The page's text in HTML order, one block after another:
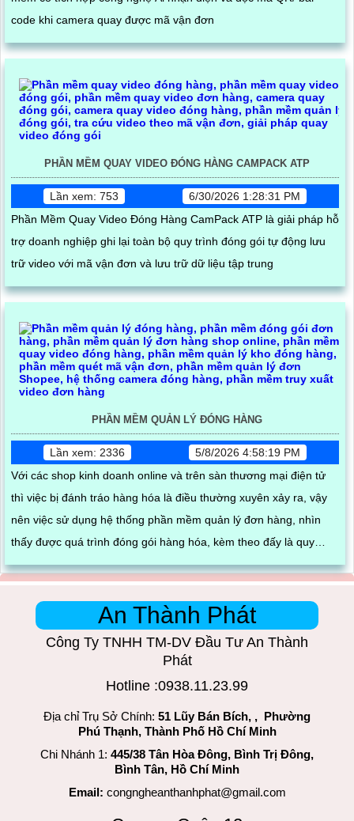
code khi camera quay được mã vận đơn
PHẦN MỀM QUAY VIDEO ĐÓNG HÀNG CAMPACK ATP
Lần xem: 753
6/30/2026 1:28:31 PM
Phần Mềm Quay Video Đóng Hàng CamPack ATP là giải pháp hỗ
trợ doanh nghiệp ghi lại toàn bộ quy trình đóng gói tự động lưu
trữ video với mã vận đơn và lưu trữ dữ liệu tập trung
PHẦN MỀM QUẢN LÝ ĐÓNG HÀNG
Lần xem: 2336
5/8/2026 4:58:19 PM
Với các shop kinh doanh online và trên sàn thương mại điện tử
thì việc bị đánh tráo hàng hóa là điều thường xuyên xảy ra, vậy
nên việc sử dụng hệ thống phần mềm quản lý đơn hàng, nhìn
thấy được quá trình đóng gói hàng hóa, kèm theo đấy là quy
trình đóng gói cũng được ghi lại một cách dễ dàng
An Thành Phát
Công Ty TNHH TM-DV Đầu Tư An Thành
Phát
Hotline :0938.11.23.99
Địa chỉ Trụ Sở Chính: 51 Lũy Bán Bích, , Phường
Phú Thạnh, Thành Phố Hồ Chí Minh
Chi Nhánh 1: 445/38 Tân Hòa Đông, Bình Trị Đông,
Bình Tân, Hồ Chí Minh
Email: congngheanthanhphat@gmail.com